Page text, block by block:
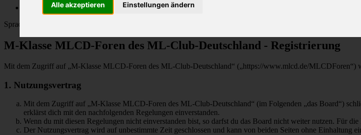
Alle akzeptieren Einstellungen ändern
MLCD-Seiten MLCD-Foren-Übersicht
Sprache:
M-Klasse MLCD-Foren des ML-Club-Deutschland - Registrierung
Mit dem Zugriff auf „M-Klasse MLCD-Foren des ML-Club-Deutschland“ („https://www.mlcd.de/MLCDForen“)
1. Nutzungsvertrag
Mit dem Zugriff auf „M-Klasse MLCD-Foren des ML-Club-Deutschland“ (im Folgenden „das Board“)
erklärst dich mit den nachfolgenden Regelungen einverstanden.
Wenn du mit diesen Regelungen nicht einverstanden bist, so darfst du das Board nicht weiter nutzen. Für
Der Nutzungsvertrag wird auf unbestimmte Zeit geschlossen und kann von beiden Seiten ohne Einhaltung